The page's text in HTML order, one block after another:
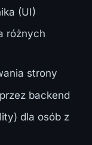
(UI)
różnych
strony
backend
dla osób z